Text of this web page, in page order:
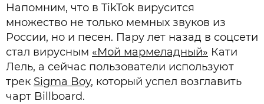
Напомним, что в TikTok вирусится
множество не только мемных звуков из
России, но и песен. Пару лет назад в соцсети
стал вирусным «Мой мармеладный» Кати
Лель, а сейчас пользователи используют
трек Sigma Boy, который успел возглавить
чарт Billboard.